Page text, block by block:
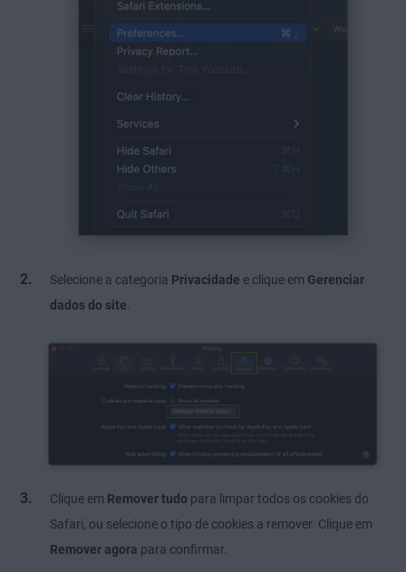
Selecione a categoria Privacidade e clique em Gerenciar
dados do site
Clique em Remover tudo para limpar todos os cookies do
Safari, ou selecione o tipo de cookies a remover. Clique em
Remover agora para confirmar.